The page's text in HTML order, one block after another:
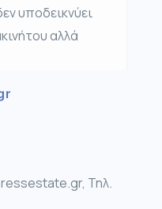
υποδεικνύει
αλλά
Τηλ.